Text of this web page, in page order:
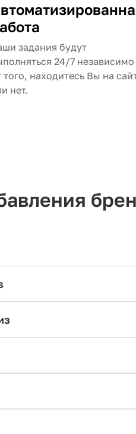
задания будут
24/7 независимо
того, находитесь Вы на
нет.